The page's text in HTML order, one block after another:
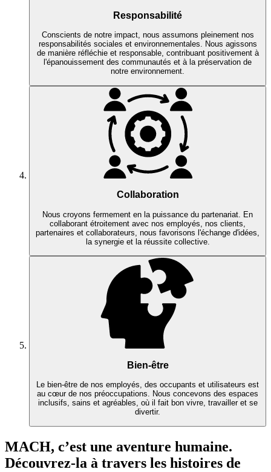
Responsabilité
Conscients de notre impact, nous assumons pleinement nos
responsabilités sociales et environnementales. Nous agissons
de manière réfléchie et responsable, contribuant positivement à
l'épanouissement des communautés et à la préservation de
notre environnement.
Collaboration
Nous croyons fermement en la puissance du partenariat. En
collaborant étroitement avec nos employés, nos clients,
partenaires et collaborateurs, nous favorisons l'échange d'idées,
la synergie et la réussite collective.
Bien-être
Le bien-être de nos employés, des occupants et utilisateurs est
au cœur de nos préoccupations. Nous concevons des espaces
inclusifs, sains et agréables, où il fait bon vivre, travailler et se
divertir.
MACH, c’est une aventure humaine.
Découvrez-la à travers les histoires de